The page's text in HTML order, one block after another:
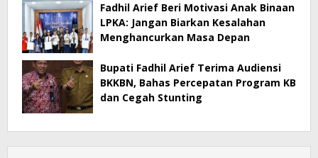
Fadhil Arief Beri Motivasi Anak Binaan
LPKA: Jangan Biarkan Kesalahan
Menghancurkan Masa Depan
Bupati Fadhil Arief Terima Audiensi
BKKBN, Bahas Percepatan Program KB
dan Cegah Stunting